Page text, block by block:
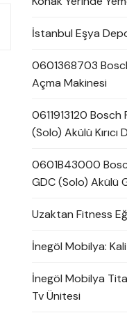
İstanbul Eşya
0601368703
Açma Makinesi
0611913120
(Solo) Akülü Kırıcı
0601B43000
GDC (Solo) Akülü
Uzaktan Fitness
İnegöl Mobilya:
İnegöl Mobilya
Tv Ünitesi